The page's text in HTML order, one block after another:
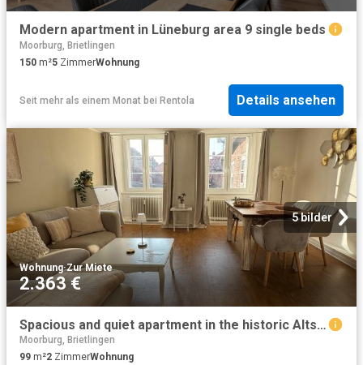
Modern apartment in Lüneburg area 9 single beds
Moorburg, Brietlingen
150 m²5 ZimmerWohnung
Seit mehr als einem Monat bei Rentola Details ansehen
5 bilder
Wohnung·Zur Miete
2.363 €
Spacious and quiet apartment in the historic Altstadt of Lüneburg
Moorburg, Brietlingen
99 m²2 ZimmerWohnung